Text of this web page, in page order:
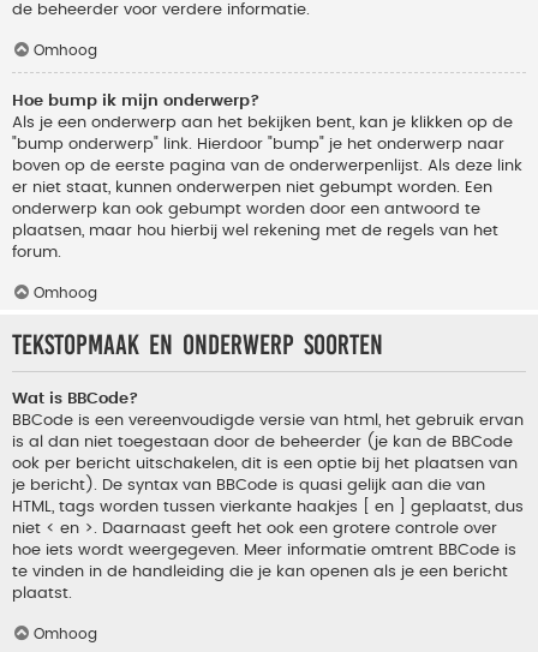
de beheerder voor verdere informatie.
Omhoog
Hoe bump ik mijn onderwerp?
Als je een onderwerp aan het bekijken bent, kan je klikken op de
"bump onderwerp" link. Hierdoor "bump" je het onderwerp naar
boven op de eerste pagina van de onderwerpenlijst. Als deze link
er niet staat, kunnen onderwerpen niet gebumpt worden. Een
onderwerp kan ook gebumpt worden door een antwoord te
plaatsen, maar hou hierbij wel rekening met de regels van het
forum.
Omhoog
Tekstopmaak en onderwerp soorten
Wat is BBCode?
BBCode is een vereenvoudigde versie van html, het gebruik ervan
is al dan niet toegestaan door de beheerder (je kan de BBCode
ook per bericht uitschakelen, dit is een optie bij het plaatsen van
je bericht). De syntax van BBCode is quasi gelijk aan die van
HTML, tags worden tussen vierkante haakjes [ en ] geplaatst, dus
niet < en >. Daarnaast geeft het ook een grotere controle over
hoe iets wordt weergegeven. Meer informatie omtrent BBCode is
te vinden in de handleiding die je kan openen als je een bericht
plaatst.
Omhoog